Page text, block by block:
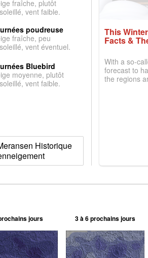
fraîche, plutôt
vent faible.
poudreuse
fraîche, peu
vent éventuel.
Bluebird
moyenne, plutôt
vent faible.
Historique
This
Facts &
With a so-
forecast to
the regions
jours 3 à 6 prochains jours